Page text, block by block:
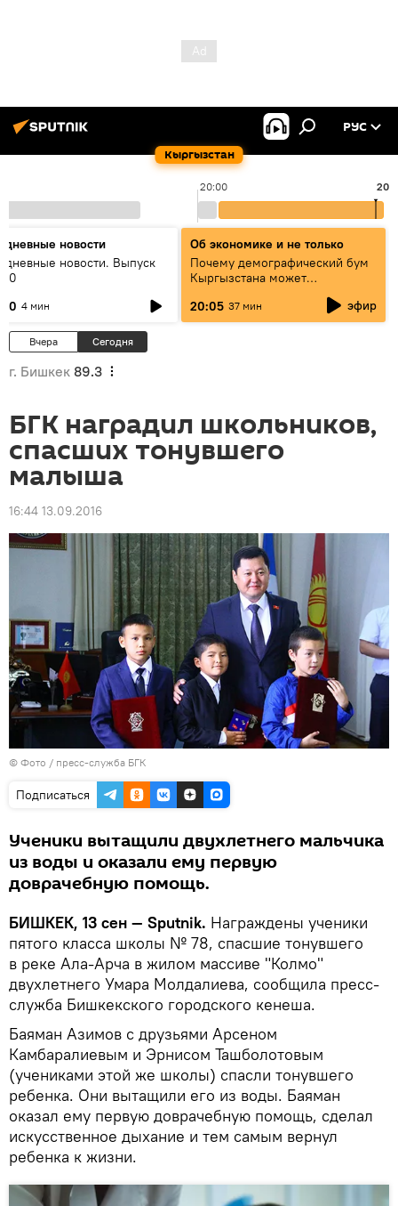
Кыргызстан
РУС
20:00
новости
новости. Выпуск
4 мин
Об экономике и не только
Почему демографический бум
Кыргызстана может
превратиться в проблему и как
этого избежать
20:05 37 мин эфир
Вчера Сегодня
г. Бишкек 89.3
БГК наградил школьников,
спасших тонувшего
малыша
16:44 13.09.2016
© Фото / пресс-служба БГК
Подписаться
Ученики вытащили двухлетнего мальчика
из воды и оказали ему первую
доврачебную помощь.
БИШКЕК, 13 сен — Sputnik. Награждены ученики
пятого класса школы № 78, спасшие тонувшего
в реке Ала-Арча в жилом массиве "Колмо"
двухлетнего Умара Молдалиева, сообщила пресс-
служба Бишкекского городского кенеша.
Баяман Азимов с друзьями Арсеном
Камбаралиевым и Эрнисом Ташболотовым
(учениками этой же школы) спасли тонувшего
ребенка. Они вытащили его из воды. Баяман
оказал ему первую доврачебную помощь, сделал
искусственное дыхание и тем самым вернул
ребенка к жизни.